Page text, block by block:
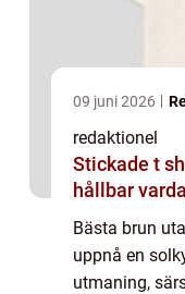
09 juni 2026
redaktionel
Stickade t shirts stil,
hållbar
Bästa brun
uppnå en
utmaning,